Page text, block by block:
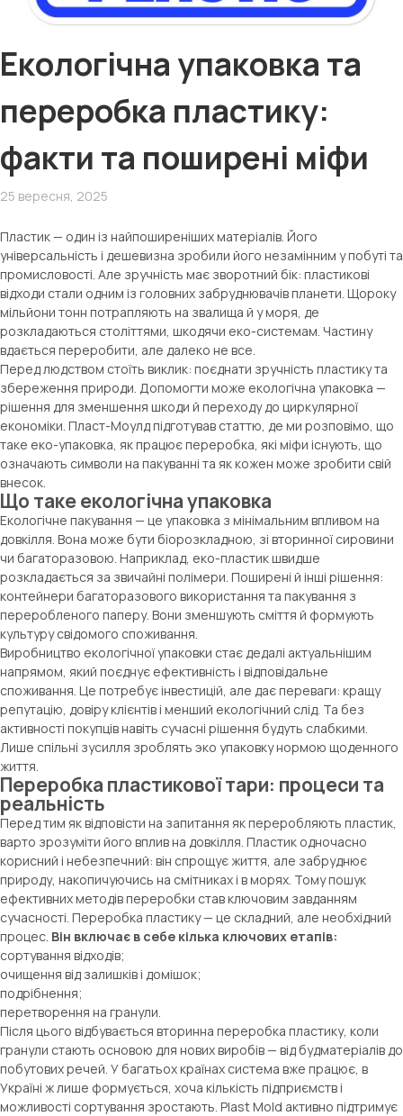
Екологічна упаковка та
переробка пластику:
факти та поширені міфи
25 вересня, 2025
Пластик — один із найпоширеніших матеріалів. Його
універсальність і дешевизна зробили його незамінним у побуті та
промисловості. Але зручність має зворотний бік: пластикові
відходи стали одним із головних забруднювачів планети. Щороку
мільйони тонн потрапляють на звалища й у моря, де
розкладаються століттями, шкодячи еко-системам. Частину
вдається переробити, але далеко не все.
Перед людством стоїть виклик: поєднати зручність пластику та
збереження природи. Допомогти може екологічна упаковка —
рішення для зменшення шкоди й переходу до циркулярної
економіки. Пласт-Моулд підготував статтю, де ми розповімо, що
таке еко-упаковка, як працює переробка, які міфи існують, що
означають символи на пакуванні та як кожен може зробити свій
внесок.
Що таке екологічна упаковка
Екологічне пакування — це упаковка з мінімальним впливом на
довкілля. Вона може бути біорозкладною, зі вторинної сировини
чи багаторазовою. Наприклад, еко-пластик швидше
розкладається за звичайні полімери. Поширені й інші рішення:
контейнери багаторазового використання та пакування з
переробленого паперу. Вони зменшують сміття й формують
культуру свідомого споживання.
Виробництво екологічної упаковки стає дедалі актуальнішим
напрямом, який поєднує ефективність і відповідальне
споживання. Це потребує інвестицій, але дає переваги: кращу
репутацію, довіру клієнтів і менший екологічний слід. Та без
активності покупців навіть сучасні рішення будуть слабкими.
Лише спільні зусилля зроблять эко упаковку нормою щоденного
життя.
Переробка пластикової тари: процеси та
реальність
Перед тим як відповісти на запитання як переробляють пластик,
варто зрозуміти його вплив на довкілля. Пластик одночасно
корисний і небезпечний: він спрощує життя, але забруднює
природу, накопичуючись на смітниках і в морях. Тому пошук
ефективних методів переробки став ключовим завданням
сучасності. Переробка пластику — це складний, але необхідний
процес. Він включає в себе кілька ключових етапів:
сортування відходів;
очищення від залишків і домішок;
подрібнення;
перетворення на гранули.
Після цього відбувається вторинна переробка пластику, коли
гранули стають основою для нових виробів — від будматеріалів до
побутових речей. У багатьох країнах система вже працює, в
Україні ж лише формується, хоча кількість підприємств і
можливості сортування зростають. Plast Mold активно підтримує